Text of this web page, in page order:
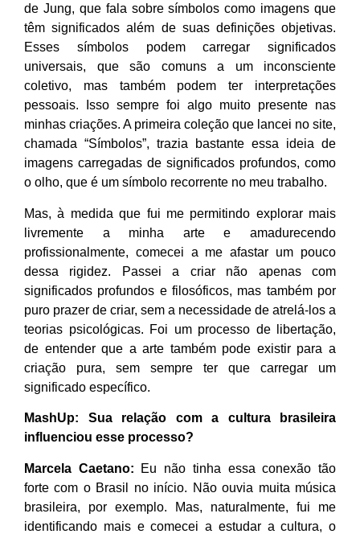
de Jung, que fala sobre símbolos como imagens que
têm significados além de suas definições objetivas.
Esses símbolos podem carregar significados
universais, que são comuns a um inconsciente
coletivo, mas também podem ter interpretações
pessoais. Isso sempre foi algo muito presente nas
minhas criações. A primeira coleção que lancei no site,
chamada “Símbolos”, trazia bastante essa ideia de
imagens carregadas de significados profundos, como
o olho, que é um símbolo recorrente no meu trabalho.
Mas, à medida que fui me permitindo explorar mais
livremente a minha arte e amadurecendo
profissionalmente, comecei a me afastar um pouco
dessa rigidez. Passei a criar não apenas com
significados profundos e filosóficos, mas também por
puro prazer de criar, sem a necessidade de atrelá-los a
teorias psicológicas. Foi um processo de libertação,
de entender que a arte também pode existir para a
criação pura, sem sempre ter que carregar um
significado específico.
MashUp: Sua relação com a cultura brasileira
influenciou esse processo?
Marcela Caetano: Eu não tinha essa conexão tão
forte com o Brasil no início. Não ouvia muita música
brasileira, por exemplo. Mas, naturalmente, fui me
identificando mais e comecei a estudar a cultura, o